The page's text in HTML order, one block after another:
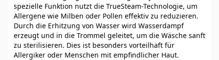
spezielle Funktion nutzt die TrueSteam-Technologie, um
Allergene wie Milben oder Pollen effektiv zu reduzieren.
Durch die Erhitzung von Wasser wird Wasserdampf
erzeugt und in die Trommel geleitet, um die Wäsche sanft
zu sterilisieren. Dies ist besonders vorteilhaft für
Allergiker oder Menschen mit empfindlicher Haut.